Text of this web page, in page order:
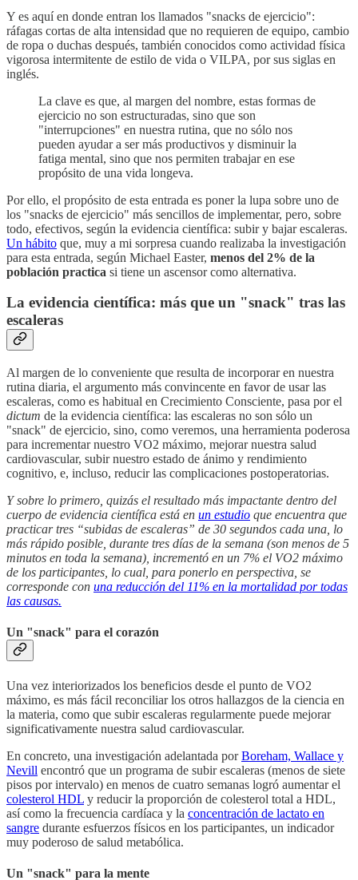
Y es aquí en donde entran los llamados "snacks de ejercicio":
ráfagas cortas de alta intensidad que no requieren de equipo, cambio
de ropa o duchas después, también conocidos como actividad física
vigorosa intermitente de estilo de vida o VILPA, por sus siglas en
inglés.
La clave es que, al margen del nombre, estas formas de
ejercicio no son estructuradas, sino que son
"interrupciones" en nuestra rutina, que no sólo nos
pueden ayudar a ser más productivos y disminuir la
fatiga mental, sino que nos permiten trabajar en ese
propósito de una vida longeva.
Por ello, el propósito de esta entrada es poner la lupa sobre uno de
los "snacks de ejercicio" más sencillos de implementar, pero, sobre
todo, efectivos, según la evidencia científica: subir y bajar escaleras.
Un hábito que, muy a mi sorpresa cuando realizaba la investigación
para esta entrada, según Michael Easter, menos del 2% de la
población practica si tiene un ascensor como alternativa.
La evidencia científica: más que un "snack" tras las
escaleras
Al margen de lo conveniente que resulta de incorporar en nuestra
rutina diaria, el argumento más convincente en favor de usar las
escaleras, como es habitual en Crecimiento Consciente, pasa por el
dictum de la evidencia científica: las escaleras no son sólo un
"snack" de ejercicio, sino, como veremos, una herramienta poderosa
para incrementar nuestro VO2 máximo, mejorar nuestra salud
cardiovascular, subir nuestro estado de ánimo y rendimiento
cognitivo, e, incluso, reducir las complicaciones postoperatorias.
Y sobre lo primero, quizás el resultado más impactante dentro del
cuerpo de evidencia científica está en un estudio que encuentra que
practicar tres “subidas de escaleras” de 30 segundos cada una, lo
más rápido posible, durante tres días de la semana (son menos de 5
minutos en toda la semana), incrementó en un 7% el VO2 máximo
de los participantes, lo cual, para ponerlo en perspectiva, se
corresponde con una reducción del 11% en la mortalidad por todas
las causas.
Un "snack" para el corazón
Una vez interiorizados los beneficios desde el punto de VO2
máximo, es más fácil reconciliar los otros hallazgos de la ciencia en
la materia, como que subir escaleras regularmente puede mejorar
significativamente nuestra salud cardiovascular.
En concreto, una investigación adelantada porBoreham, Wallace y
Nevill encontró que un programa de subir escaleras (menos de siete
pisos por intervalo) en menos de cuatro semanas logró aumentar el
colesterol HDL y reducir la proporción de colesterol total a HDL,
así como la frecuencia cardíaca y la concentración de lactato en
sangre durante esfuerzos físicos en los participantes, un indicador
muy poderoso de salud metabólica.
Un "snack" para la mente